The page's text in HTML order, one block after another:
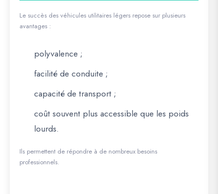
Le succès des véhicules utilitaires légers repose sur plusieurs
avantages :
polyvalence ;
facilité de conduite ;
capacité de transport ;
coût souvent plus accessible que les poids
lourds.
Ils permettent de répondre à de nombreux besoins
professionnels.